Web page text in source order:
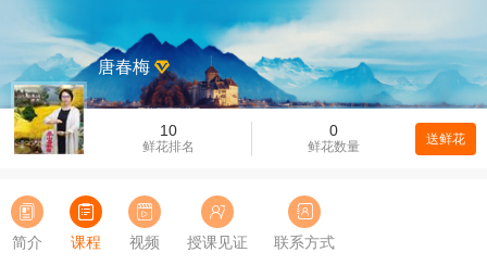
10
鲜花排名
0
鲜花数量 送鲜花
唐春梅
简介 课程 视频 授课见证 联系方式